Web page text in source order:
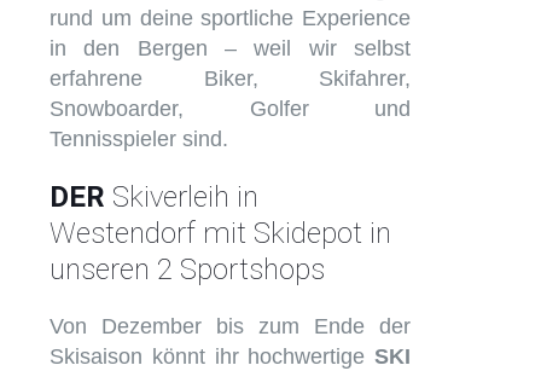
rund um deine sportliche Experience
in den Bergen – weil wir selbst
erfahrene Biker, Skifahrer,
Snowboarder, Golfer und
Tennisspieler sind.
DER Skiverleih in
Westendorf mit Skidepot in
unseren 2 Sportshops
Von Dezember bis zum Ende der
Skisaison könnt ihr hochwertige SKI